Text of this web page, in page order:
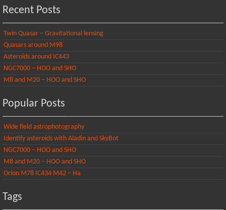
Recent Posts
Twin Quasar – Gravitational lensing
Quasars around M98
Asteroids around IC443
NGC7000 – HOO and SHO
M8 and M20 – HOO and SHO
Popular Posts
Wide field astrophotography
Identify asteroids with Aladin and SkyBot
NGC7000 – HOO and SHO
M8 and M20 – HOO and SHO
Orion M78 IC434 M42 – Ha
Tags